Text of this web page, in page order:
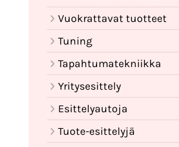
Vuokrattavat tuotteet
Tuning
Tapahtumatekniikka
Yritysesittely
Esittelyautoja
Tuote-esittelyjä